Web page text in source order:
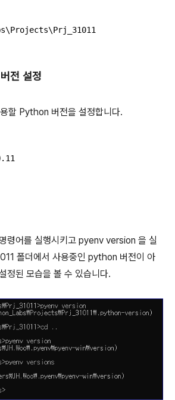
31011
전 설정
할 Python 버전을 설정합니다.
. 11
령어를 실행시키고 pyenv version 을 실
폴더에서 사용중인 python 버전이 아
정된 모습을 볼 수 있습니다.